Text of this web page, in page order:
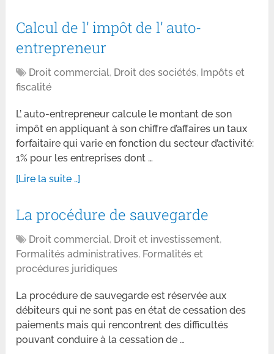
Calcul de l’ impôt de l’ auto-
entrepreneur
Droit commercial, Droit des sociétés, Impôts et
fiscalité
L’ auto-entrepreneur calcule le montant de son
impôt en appliquant à son chiffre d’affaires un taux
forfaitaire qui varie en fonction du secteur d’activité:
1% pour les entreprises dont …
[Lire la suite ..]
La procédure de sauvegarde
Droit commercial, Droit et investissement,
Formalités administratives, Formalités et
procédures juridiques
La procédure de sauvegarde est réservée aux
débiteurs qui ne sont pas en état de cessation des
paiements mais qui rencontrent des difficultés
pouvant conduire à la cessation de …